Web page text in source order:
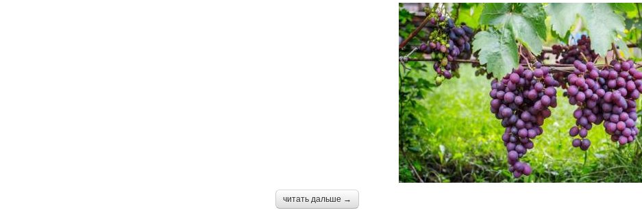
читать дальше →